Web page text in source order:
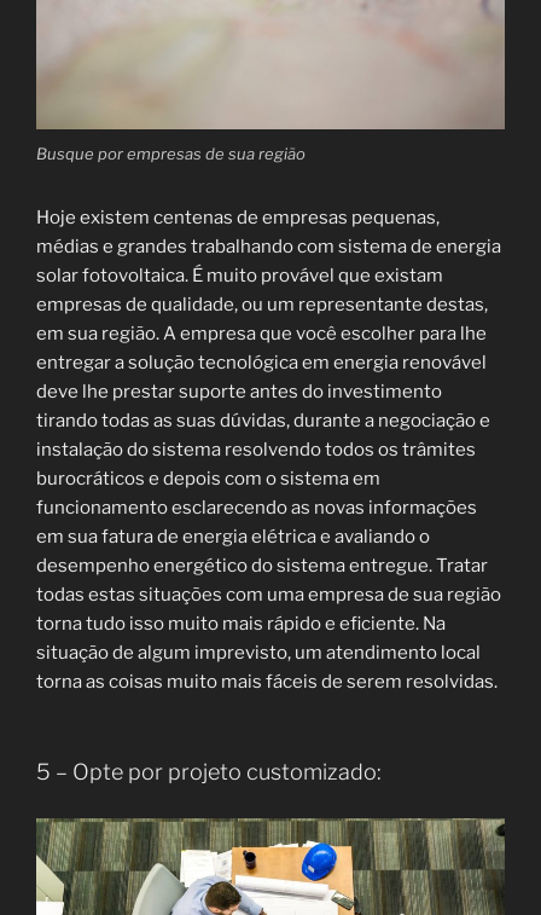
Busque por empresas de sua região
Hoje existem centenas de empresas pequenas,
médias e grandes trabalhando com sistema de energia
solar fotovoltaica. É muito provável que existam
empresas de qualidade, ou um representante destas,
em sua região. A empresa que você escolher para lhe
entregar a solução tecnológica em energia renovável
deve lhe prestar suporte antes do investimento
tirando todas as suas dúvidas, durante a negociação e
instalação do sistema resolvendo todos os trâmites
burocráticos e depois com o sistema em
funcionamento esclarecendo as novas informações
em sua fatura de energia elétrica e avaliando o
desempenho energético do sistema entregue. Tratar
todas estas situações com uma empresa de sua região
torna tudo isso muito mais rápido e eficiente. Na
situação de algum imprevisto, um atendimento local
torna as coisas muito mais fáceis de serem resolvidas.
5 – Opte por projeto customizado: